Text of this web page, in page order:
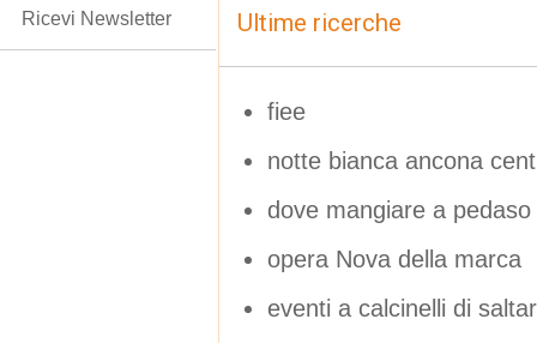
Ultime ricerche
fiee
notte bianca ancona
dove mangiare a pedaso
opera Nova della marca
eventi a calcinelli di
Ricevi Newsletter